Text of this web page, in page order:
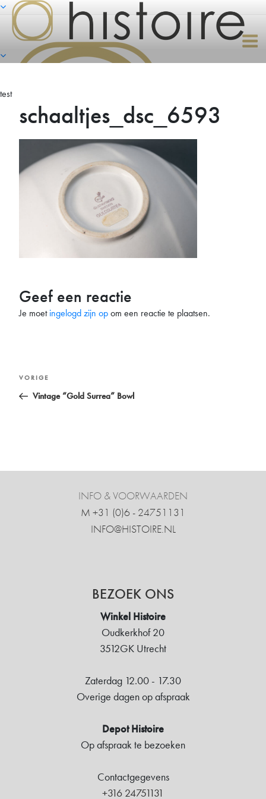
Naar
inhoud
springen
test
schaaltjes_dsc_6593
Geef een reactie
Je moetingelogd zijn opom een reactie te plaatsen.
Bericht
navigatie
Vorig
bericht
VORIGE
Vintage “Gold Surrea” Bowl
INFO & VOORWAARDEN
M +31 ‍(0)6 - 24751131
INFO@HISTOIRE.NL
BEZOEK ONS
Winkel Histoire
Oudkerkhof 20
3512GK Utrecht
Zaterdag 12.00 - 17.30
Overige dagen op afspraak
Depot Histoire
Op afspraak te bezoeken
Contactgegevens
+316 24751131